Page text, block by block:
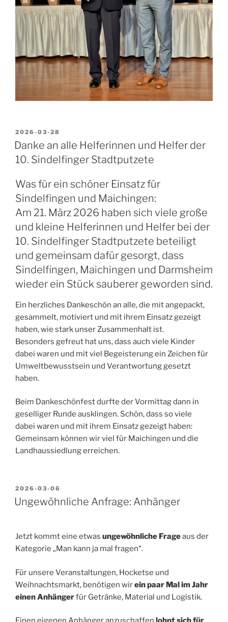
VERÖFFENTLICHT
AM
2026-03-28
Danke an alle Helferinnen und Helfer der
10. Sindelfinger Stadtputzete
Was für ein schöner Einsatz für
Sindelfingen und Maichingen:
Am 21. März 2026 haben sich viele große
und kleine Helferinnen und Helfer bei der
10. Sindelfinger Stadtputzete beteiligt
und gemeinsam dafür gesorgt, dass
Sindelfingen, Maichingen und Darmsheim
wieder ein Stück sauberer geworden sind.
Ein herzliches Dankeschön an alle, die mit angepackt,
gesammelt, motiviert und mit ihrem Einsatz gezeigt
haben, wie stark unser Zusammenhalt ist.
Besonders gefreut hat uns, dass auch viele Kinder
dabei waren und mit viel Begeisterung ein Zeichen für
Umweltbewusstsein und Verantwortung gesetzt
haben.
Beim Dankeschönfest durfte der Vormittag dann in
geselliger Runde ausklingen. Schön, dass so viele
dabei waren und mit ihrem Einsatz gezeigt haben:
Gemeinsam können wir viel für Maichingen und die
Landhaussiedlung erreichen.
VERÖFFENTLICHT
AM
2026-03-06
Ungewöhnliche Anfrage: Anhänger
Jetzt kommt eine etwas ungewöhnliche Frageaus der
Kategorie „Man kann ja mal fragen“.
Für unsere Veranstaltungen, Hocketse und
Weihnachtsmarkt, benötigen wirein paar Mal im Jahr
einen Anhängerfür Getränke, Material und Logistik.